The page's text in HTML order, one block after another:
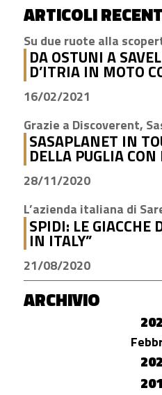
ARTICOLI
DA OSTUNI A
D’ITRIA IN MOTO
16/02/2021
SASAPLANET IN
DELLA PUGLIA
28/11/2020
SPIDI: LE GIACCHE
IN ITALY”
21/08/2020
ARCHIVIO